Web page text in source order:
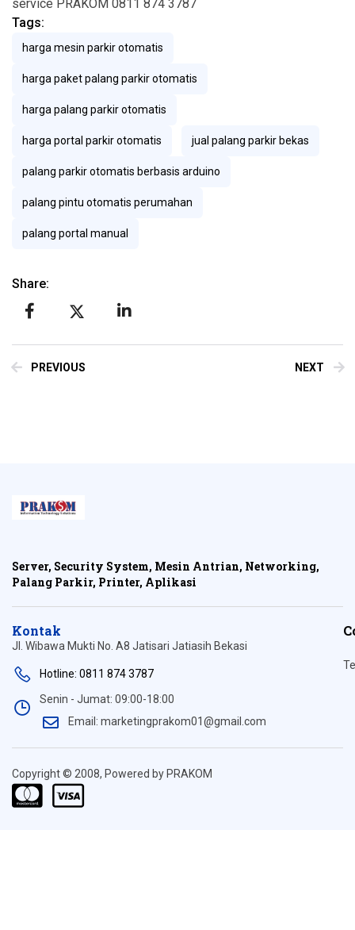
service PRAKOM 0811 874 3787
Tags:
harga mesin parkir otomatis
harga paket palang parkir otomatis
harga palang parkir otomatis
harga portal parkir otomatis jual palang parkir bekas
palang parkir otomatis berbasis arduino
palang pintu otomatis perumahan
palang portal manual
Share:
PREVIOUS NEXT
Server, Security System, Mesin Antrian, Networking,
Palang Parkir, Printer, Aplikasi
Kontak
Jl. Wibawa Mukti No. A8 Jatisari Jatiasih Bekasi
Hotline: 0811 874 3787
Senin - Jumat: 09:00-18:00
Email: marketingprakom01@gmail.com
Copyright © 2008, Powered by PRAKOM